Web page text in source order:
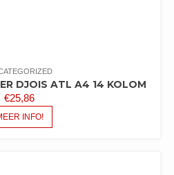
DJOIS ATL A4 14 KOLOM
€25,86
INFO!